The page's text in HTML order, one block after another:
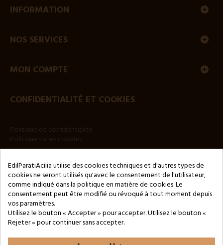
INFORMATION
NOS SERVICES
MON COMPTE
CONFIDENTIALITÉ ET COOKIES
Copyright © 2024 by 3Enne s.r.l.s. P.IVA/C.F.: 13466181008
Numéro d'enregistrement REA : RM-1449325 - Registre du
EdilParatiAcilia utilise des cookies techniques et d'autres types de
cookies ne seront utilisés qu'avec le consentement de l'utilisateur,
comme indiqué dans la politique en matière de cookies. Le
consentement peut être modifié ou révoqué à tout moment depuis
vos paramètres.
Utilisez le bouton « Accepter » pour accepter. Utilisez le bouton «
Rejeter » pour continuer sans accepter.